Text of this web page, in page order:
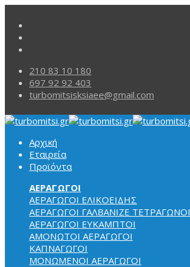
210 83 10 180
697 92 92 403
turbomitsisksiaee@gmail.com
Αρχική
Εταιρεία
Προϊόντα
ΑΕΡΑΓΩΓΟΙ
ΑΕΡΑΓΩΓΟΙ ΕΛΙΚΟΕΙΔΗΣ
ΑΕΡΑΓΩΓΟΙ ΓΑΛΒΑΝΙΖΕ ΤΕΤΡΑΓΩΝΟΙ
ΑΕΡΑΓΩΓΟΙ ΕΥΚΑΜΠΤΟΙ
ΑΜΟΝΩΤΟΙ ΑΕΡΑΓΩΓΟΙ
ΚΑΠΝΑΓΩΓΟΙ
ΜΟΝΩΜΕΝΟΙ ΑΕΡΑΓΩΓΟΙ